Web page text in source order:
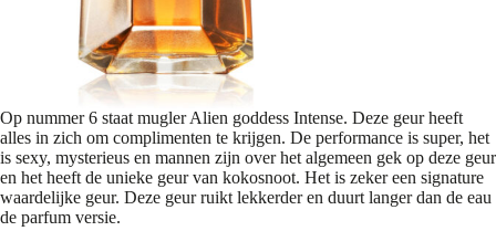
Op nummer 6 staat mugler Alien goddess Intense. Deze geur heeft
alles in zich om complimenten te krijgen. De performance is super, het
is sexy, mysterieus en mannen zijn over het algemeen gek op deze geur
en het heeft de unieke geur van kokosnoot. Het is zeker een signature
waardelijke geur. Deze geur ruikt lekkerder en duurt langer dan de eau
de parfum versie.